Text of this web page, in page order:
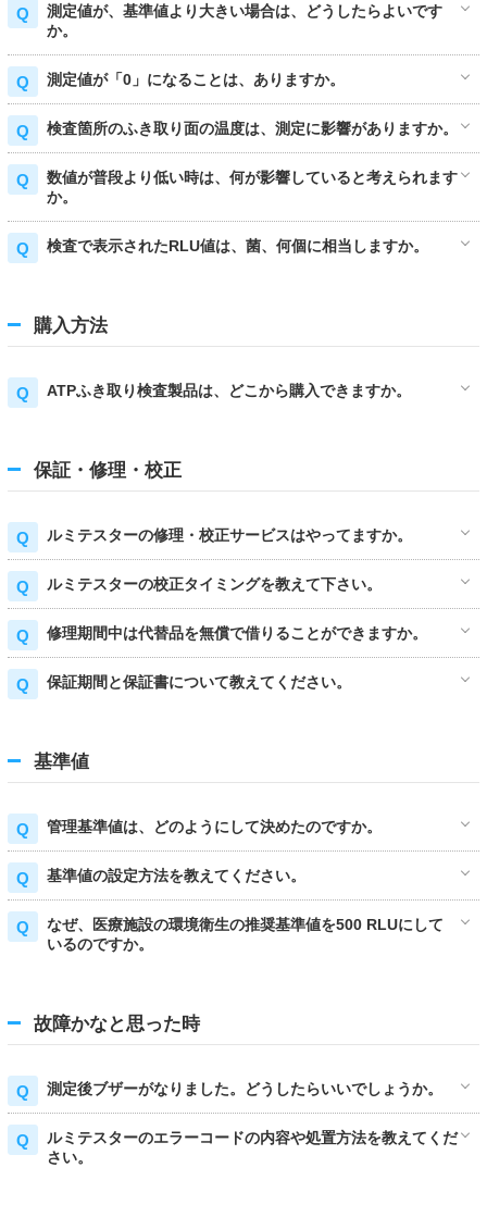
測定値が、基準値より大きい場合は、どうしたらよいです
か。
測定値が「0」になることは、ありますか。
検査箇所のふき取り面の温度は、測定に影響がありますか。
数値が普段より低い時は、何が影響していると考えられます
か。
検査で表示されたRLU値は、菌、何個に相当しますか。
購入方法
ATPふき取り検査製品は、どこから購入できますか。
保証・修理・校正
ルミテスターの修理・校正サービスはやってますか。
ルミテスターの校正タイミングを教えて下さい。
修理期間中は代替品を無償で借りることができますか。
保証期間と保証書について教えてください。
基準値
管理基準値は、どのようにして決めたのですか。
基準値の設定方法を教えてください。
なぜ、医療施設の環境衛生の推奨基準値を500 RLUにして
いるのですか。
故障かなと思った時
測定後ブザーがなりました。どうしたらいいでしょうか。
ルミテスターのエラーコードの内容や処置方法を教えてくだ
さい。